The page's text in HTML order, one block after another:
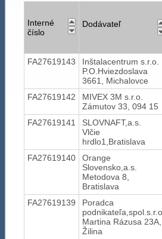
Interné
číslo
Dodávateľ
FA27619143
Inštalacentrum s.r.o.
P.O.Hviezdoslava
3661, Michalovce
FA27619142
MIVEX 3M s.r.o.
Zámutov 33, 094 15
FA27619141
SLOVNAFT,a.s.
Vlčie
hrdlo1,Bratislava
FA27619140
Orange
Slovensko,a.s.
Metodova 8,
Bratislava
FA27619139
Poradca
Martina Rázusa 23A,
Žilina